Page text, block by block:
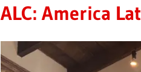
ALC: America